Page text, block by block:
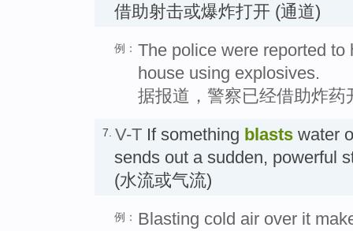
借助射击或爆炸打开 (通道)
例： The police were reported
house using explosives.
据报道，警察已经借助炸
7. V-T If something blasts water
sends out a sudden, powerful
(水流或气流)
例： Blasting cold air over it